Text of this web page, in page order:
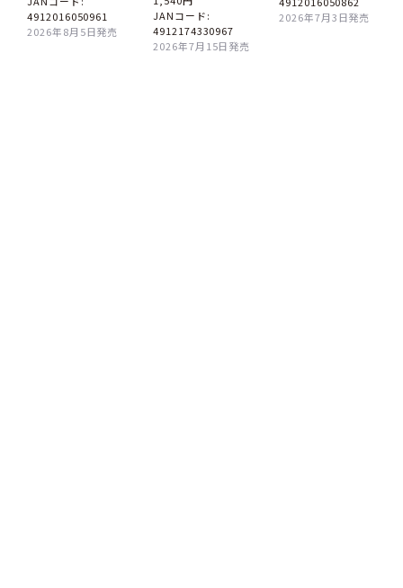
4912016050961
2026年8月5日発売
JANコード:
4912174330967
2026年7月15日発売
2026年7月3日発売